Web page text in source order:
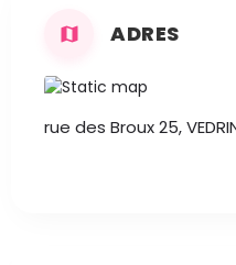
ADRES
rue des Broux 25,